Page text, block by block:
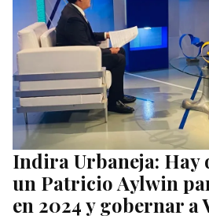
Indira Urbaneja: Hay
un Patricio Aylwin
en 2024 y gobernar a